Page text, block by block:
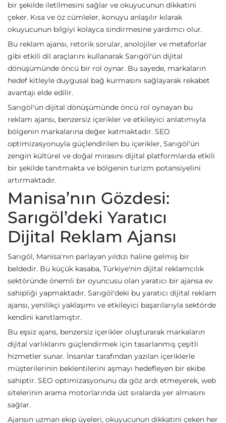
bir şekilde iletilmesini sağlar ve okuyucunun dikkatini
çeker. Kısa ve öz cümleler, konuyu anlaşılır kılarak
okuyucunun bilgiyi kolayca sindirmesine yardımcı olur.
Bu reklam ajansı, retorik sorular, anolojiler ve metaforlar
gibi etkili dil araçlarını kullanarak Sarıgöl'ün dijital
dönüşümünde öncü bir rol oynar. Bu sayede, markaların
hedef kitleyle duygusal bağ kurmasını sağlayarak rekabet
avantajı elde edilir.
Sarıgöl'ün dijital dönüşümünde öncü rol oynayan bu
reklam ajansı, benzersiz içerikler ve etkileyici anlatımıyla
bölgenin markalarına değer katmaktadır. SEO
optimizasyonuyla güçlendirilen bu içerikler, Sarıgöl'ün
zengin kültürel ve doğal mirasını dijital platformlarda etkili
bir şekilde tanıtmakta ve bölgenin turizm potansiyelini
artırmaktadır.
Manisa’nın Gözdesi:
Sarıgöl’deki Yaratıcı
Dijital Reklam Ajansı
Sarıgöl, Manisa'nın parlayan yıldızı haline gelmiş bir
beldedir. Bu küçük kasaba, Türkiye'nin dijital reklamcılık
sektöründe önemli bir oyuncusu olan yaratıcı bir ajansa ev
sahipliği yapmaktadır. Sarıgöl'deki bu yaratıcı dijital reklam
ajansı, yenilikçi yaklaşımı ve etkileyici başarılarıyla sektörde
kendini kanıtlamıştır.
Bu eşsiz ajans, benzersiz içerikler oluşturarak markaların
dijital varlıklarını güçlendirmek için tasarlanmış çeşitli
hizmetler sunar. İnsanlar tarafından yazılan içeriklerle
müşterilerinin beklentilerini aşmayı hedefleyen bir ekibe
sahiptir. SEO optimizasyonunu da göz ardı etmeyerek, web
sitelerinin arama motorlarında üst sıralarda yer almasını
sağlar.
Ajansın uzman ekip üyeleri, okuyucunun dikkatini çeken her